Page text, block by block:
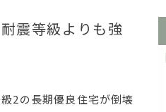
震等級よりも強
2の長期優良住宅が倒壊